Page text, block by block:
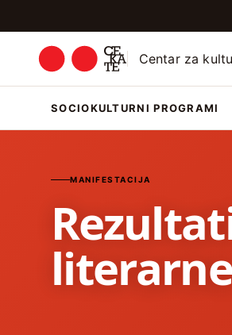
Centar za
SOCIOKULTURNI PROGRAMI
MANIFESTACIJA